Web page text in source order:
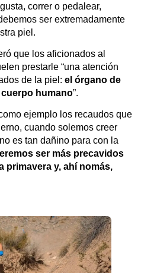
correr o pedalear,
ser extremadamente
piel.
que los aficionados al
prestarle “una atención
de la piel: el órgano de
humano”.
ejemplo los recaudos que
cuando solemos creer
es tan dañino para con la
ser más precavidos
primavera y, ahí nomás,